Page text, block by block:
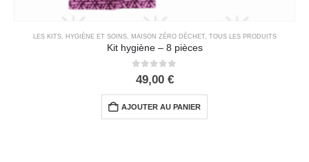
LES KITS, HYGIÈNE ET SOINS, MAISON ZÉRO DÉCHET, TOUS LES PRODUITS
Kit hygiène – 8 pièces
out of 5
49,00 €
AJOUTER AU PANIER